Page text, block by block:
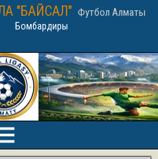
"БАЙСАЛ" Футбол Алматы
Бомбардиры